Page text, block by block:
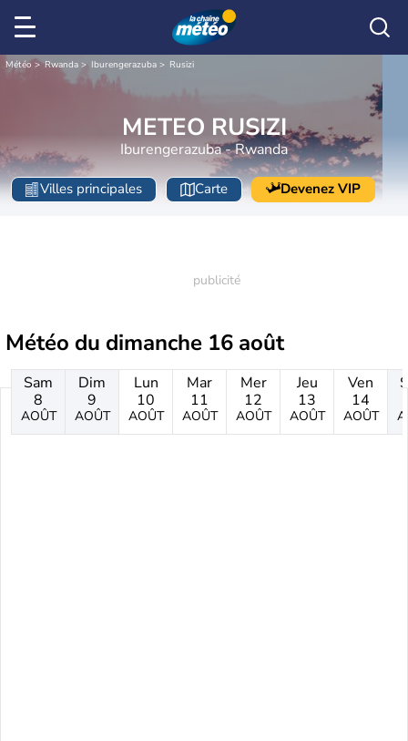
Météo Rwanda Iburengerazuba Rusizi
METEO RUSIZI
Iburengerazuba - Rwanda
Villes principales Carte Devenez VIP
Météo du dimanche 16 août
Sam
8
AOÛT
Dim
9
AOÛT
Lun
10
AOÛT
Mar
11
AOÛT
Mer
12
AOÛT
Jeu
13
AOÛT
Ven
14
AOÛT